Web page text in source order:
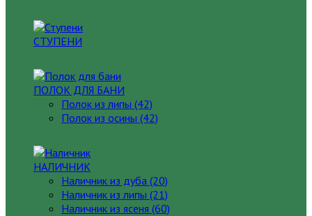
СТУПЕНИ
ПОЛОК ДЛЯ БАНИ
Полок из липы (42)
Полок из осины (42)
НАЛИЧНИК
Наличник из дуба (20)
Наличник из липы (21)
Наличник из ясеня (60)